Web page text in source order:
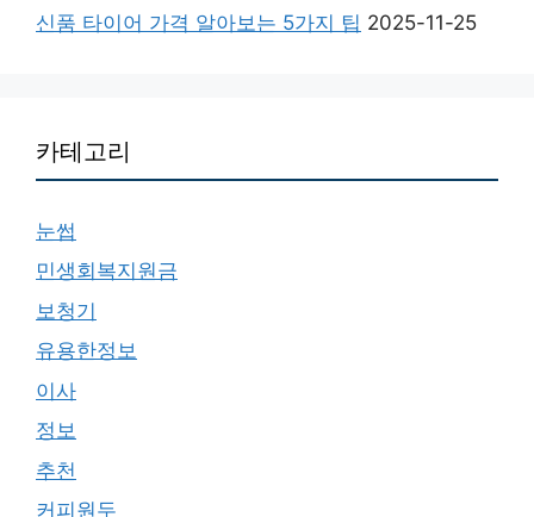
신품 타이어 가격 알아보는 5가지 팁 2025-11-25
카테고리
눈썹
민생회복지원금
보청기
유용한정보
이사
정보
추천
커피원두